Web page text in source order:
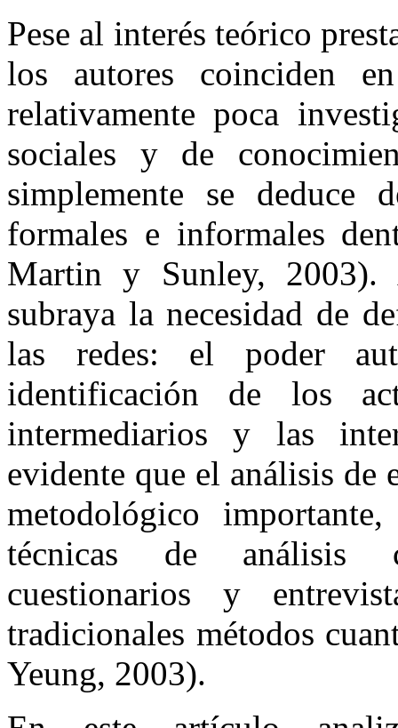
Pese al interés teórico
los autores coinciden
relativamente poca
sociales y de
simplemente se deduce
formales e informales
Martin y Sunley, 2003).
subraya la necesidad de
las redes: el poder
identificación de los
intermediarios y las
evidente que el análisis de
metodológico
técnicas de análisis
cuestionarios y
tradicionales métodos
Yeung, 2003).